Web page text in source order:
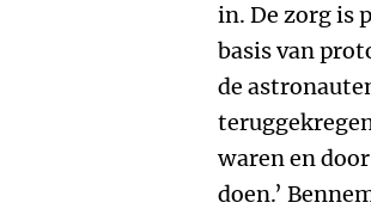
in. De zorg is
basis van
de
waren en
doen.’